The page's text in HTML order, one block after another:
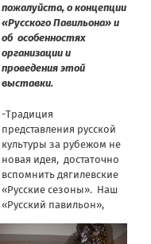
пожалуйста, о концепции
«Русского Павильона» и
об особенностях
организации и
проведения этой
выставки.
-Традиция
представления русской
культуры за рубежом не
новая идея, достаточно
вспомнить дягилевские
«Русские сезоны». Наш
«Русский павильон»,